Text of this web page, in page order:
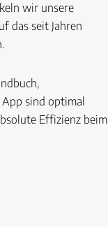
wir unsere
das seit Jahren
sind optimal
Effizienz beim